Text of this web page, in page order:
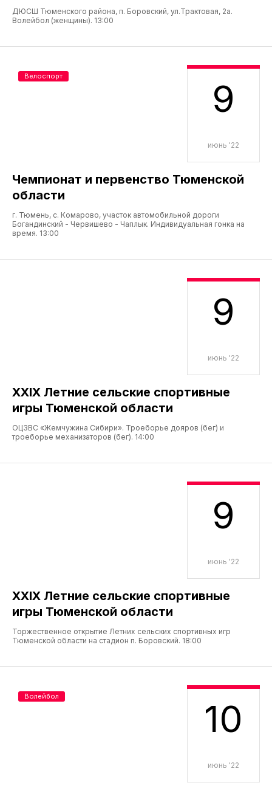
ДЮСШ Тюменского района, п. Боровский, ул.Трактовая, 2а.
Волейбол (женщины). 13:00
9
июнь '22
Чемпионат и первенство Тюменской
области
г. Тюмень, с. Комарово, участок автомобильной дороги
Богандинский - Червишево - Чаплык. Индивидуальная гонка на
время. 13:00
Велоспорт
9
июнь '22
XXIX Летние сельские спортивные
игры Тюменской области
ОЦЗВС «Жемчужина Сибири». Троеборье дояров (бег) и
троеборье механизаторов (бег). 14:00
9
июнь '22
XXIX Летние сельские спортивные
игры Тюменской области
Торжественное открытие Летних сельских спортивных игр
Тюменской области на стадион п. Боровский. 18:00
10
июнь '22
Волейбол